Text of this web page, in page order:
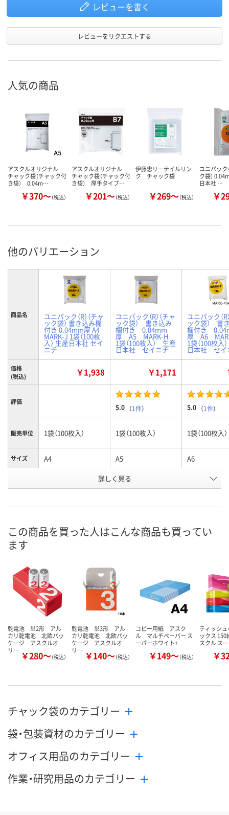
レビューを書く
レビューをリクエストする
人気の商品
アスクルオリジナル
チャック袋（チャック付
き袋） 0.04m…
￥370～（税込）
アスクルオリジナル
チャック袋（チャック付
き袋） 厚手タイプ…
￥201～（税込）
伊藤忠リーテイルリン
ク チャック袋
￥269～（税込）
ユニパック
ク袋）
日本社 …
￥
他のバリエーション
商品名 ユニパック（R）（チャ
ック袋） 書き込み欄
付き 0.04mm厚 A4
MARK-J 1袋（100枚
入） 生産日本社 セイ
ニチ
ユニパック（R）（チャ
ック袋） 書き込み
欄付き 0.04mm
厚 A5 MARK-H
1袋（100枚入） 生産
日本社 セイニチ
ユニパック（R
ック袋） 書
欄付き
厚 A6
1袋（100枚入
日本社 セイ
価格
(税込)
￥1,938 ￥1,171
評価
5.0 （1件） 5.0 （1件）
販売単位 1袋（100枚入） 1袋（100枚入） 1袋（100枚入）
サイズ A4 A5 A6
3574373 3574355
お届け日
ついてご連絡いたし
8月11日（火） 8月11日（火）
数量 数量
カゴへ カ
詳しく見る
この商品を買った人はこんな商品も買ってい
ます
乾電池 単2形 アル
カリ乾電池 北欧パッ
ケージ アスクルオ
リ… ￥280～（税込）
乾電池 単3形 アル
カリ乾電池 北欧パッ
ケージ アスクルオ
リ… ￥140～（税込）
コピー用紙 アスク
ル マルチペーパー ス
ーパーホワイト+
￥149～（税込）
ティッシ
ックス 150
スクル ス…
￥
チャック袋のカテゴリー
袋・包装資材のカテゴリー
オフィス用品のカテゴリー
作業・研究用品のカテゴリー